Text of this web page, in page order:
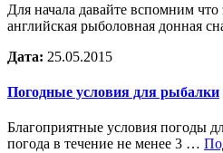
Для начала давайте вспомним
английская рыболовная донная
Дата: 25.05.2015
Погодные условия для рыбалки
Благоприятные условия погоды
погода в течение не менее 3 …